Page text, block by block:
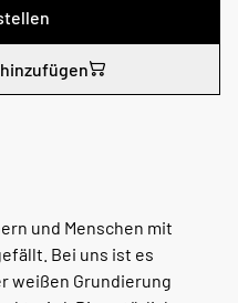
und Menschen mit
Bei uns ist es
weißen Grundierung